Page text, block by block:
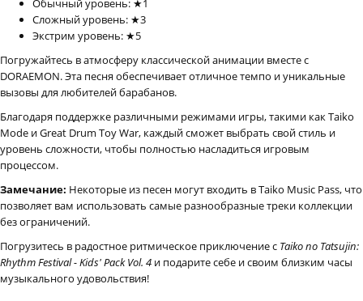
Обычный уровень: ★1
Сложный уровень: ★3
Экстрим уровень: ★5
Погружайтесь в атмосферу классической анимации вместе с
DORAEMON. Эта песня обеспечивает отличное темпо и уникальные
вызовы для любителей барабанов.
Благодаря поддержке различными режимами игры, такими как Taiko
Mode и Great Drum Toy War, каждый сможет выбрать свой стиль и
уровень сложности, чтобы полностью насладиться игровым
процессом.
Замечание: Некоторые из песен могут входить в Taiko Music Pass, что
позволяет вам использовать самые разнообразные треки коллекции
без ограничений.
Погрузитесь в радостное ритмическое приключение с Taiko no Tatsujin:
Rhythm Festival - Kids' Pack Vol. 4 и подарите себе и своим близким часы
музыкального удовольствия!